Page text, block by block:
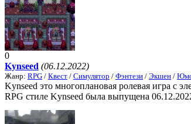
0
Kynseed (06.12.2022)
Жанр: RPG / Квест / Симулятор / Фэнтези / Экшен /
Kynseed это многоплановая ролевая игра с
RPG стиле Kynseed была выпущена